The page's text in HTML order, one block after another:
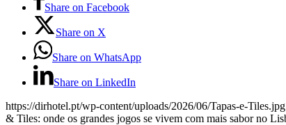
Share on Facebook
Share on X
Share on WhatsApp
Share on LinkedIn
https://dirhotel.pt/wp-content/uploads/2026/06/Tapas-e-Tiles.jpg
& Tiles: onde os grandes jogos se vivem com mais sabor no